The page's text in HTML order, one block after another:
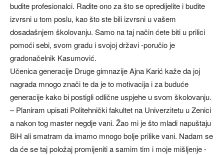
budite profesionalci. Radite ono za što se opredijelite i budite
izvrsni u tom poslu, kao što ste bili izvrsni u vašem
dosadašnjem školovanju. Samo na taj način ćete biti u prilici
pomoći sebi, svom gradu i svojoj državi -poručio je
gradonačelnik Kasumović.
Učenica generacije Druge gimnazije Ajna Karić kaže da joj
nagrada mnogo znači te da je to motivacija i za buduće
generacije kako bi postigli odlične uspjehe u svom školovanju.
– Planiram upisati Politehnički fakultet na Univerzitetu u Zenici
a nakon tog master negdje vani. Žao mi je što mladi napuštaju
BiH ali smatram da imamo mnogo bolje prilike vani. Nadam se
da će se taj položaj promijeniti a samim tim i moje mišljenje -